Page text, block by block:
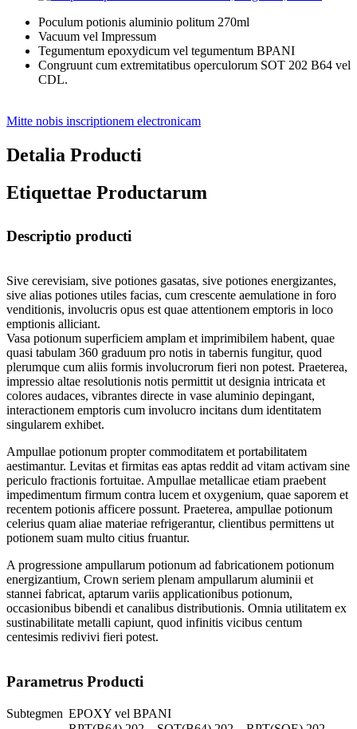
Poculum potionis aluminio politum 270ml
Vacuum vel Impressum
Tegumentum epoxydicum vel tegumentum BPANI
Congruunt cum extremitatibus operculorum SOT 202 B64 vel
CDL.
Mitte nobis inscriptionem electronicam
Detalia Producti
Etiquettae Productarum
Descriptio producti
Sive cerevisiam, sive potiones gasatas, sive potiones energizantes,
sive alias potiones utiles facias, cum crescente aemulatione in foro
venditionis, involucris opus est quae attentionem emptoris in loco
emptionis alliciant.
Vasa potionum superficiem amplam et imprimibilem habent, quae
quasi tabulam 360 graduum pro notis in tabernis fungitur, quod
plerumque cum aliis formis involucrorum fieri non potest. Praeterea,
impressio altae resolutionis notis permittit ut designia intricata et
colores audaces, vibrantes directe in vase aluminio depingant,
interactionem emptoris cum involucro incitans dum identitatem
singularem exhibet.
Ampullae potionum propter commoditatem et portabilitatem
aestimantur. Levitas et firmitas eas aptas reddit ad vitam activam sine
periculo fractionis fortuitae. Ampullae metallicae etiam praebent
impedimentum firmum contra lucem et oxygenium, quae saporem et
recentem potionis afficere possunt. Praeterea, ampullae potionum
celerius quam aliae materiae refrigerantur, clientibus permittens ut
potionem suam multo citius fruantur.
A progressione ampullarum potionum ad fabricationem potionum
energizantium, Crown seriem plenam ampullarum aluminii et
stannei fabricat, aptarum variis applicationibus potionum,
occasionibus bibendi et canalibus distributionis. Omnia utilitatem ex
sustinabilitate metalli capiunt, quod infinitis vicibus centum
centesimis redivivi fieri potest.
Parametrus Producti
Subtegmen EPOXY vel BPANI